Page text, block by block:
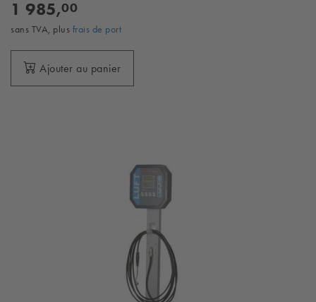
1 985,00
sans TVA, plus frais de port
Ajouter au panier